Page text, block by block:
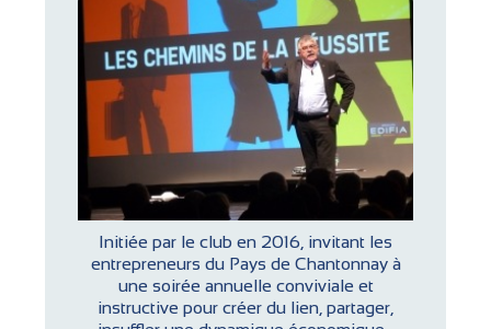
Initiée par le club en 2016, invitant les
entrepreneurs du Pays de Chantonnay à
une soirée annuelle conviviale et
instructive pour créer du lien, partager,